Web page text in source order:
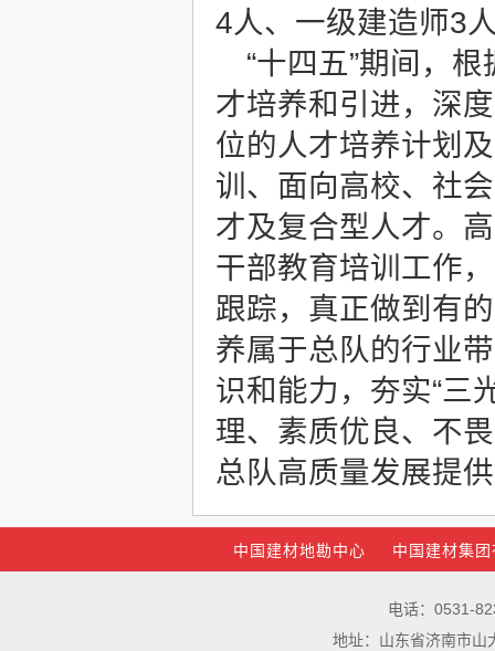
4人、一级建造师3
“十四五”期间，
才培养和引进，深
位的人才培养计划
训、面向高校、社
才及复合型人才。
干部教育培训工作
跟踪，真正做到有
养属于总队的行业
识和能力，夯实“三
理、素质优良、不
总队高质量发展提
中国建材地勘中心 中国建材集
电话：0531-
地址：山东省济南市